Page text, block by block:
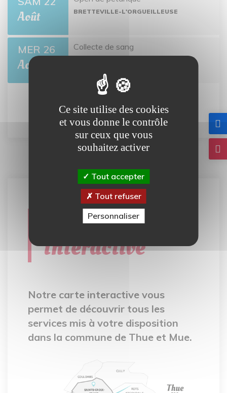
Août BRETTEVILLE-L'ORGUEILLEUSE
MER 26
Août
Collecte de sang
Tout l'agenda
Carte
interactive
Notre carte interactive vous
permet de découvrir tous les
services mis à votre disposition
dans la commune de Thue et Mue.
Ce site utilise des cookies
et vous donne le contrôle
sur ceux que vous
souhaitez activer
Tout accepter
Tout refuser
Personnaliser